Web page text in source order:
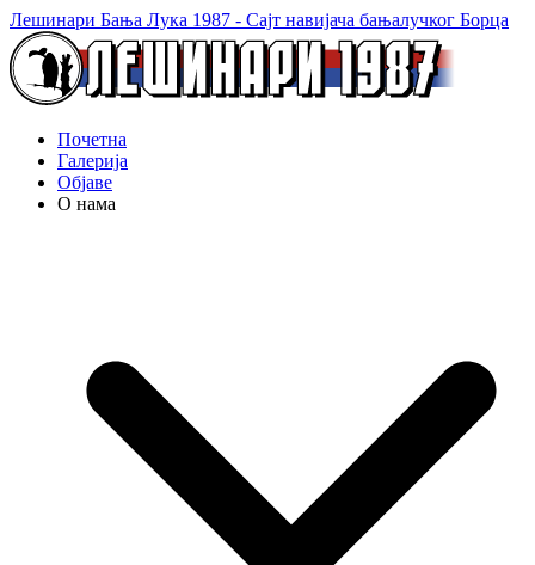
Лешинари Бања Лука 1987 - Сајт навијача бањалучког Борца
Почетна
Галерија
Објаве
О нама